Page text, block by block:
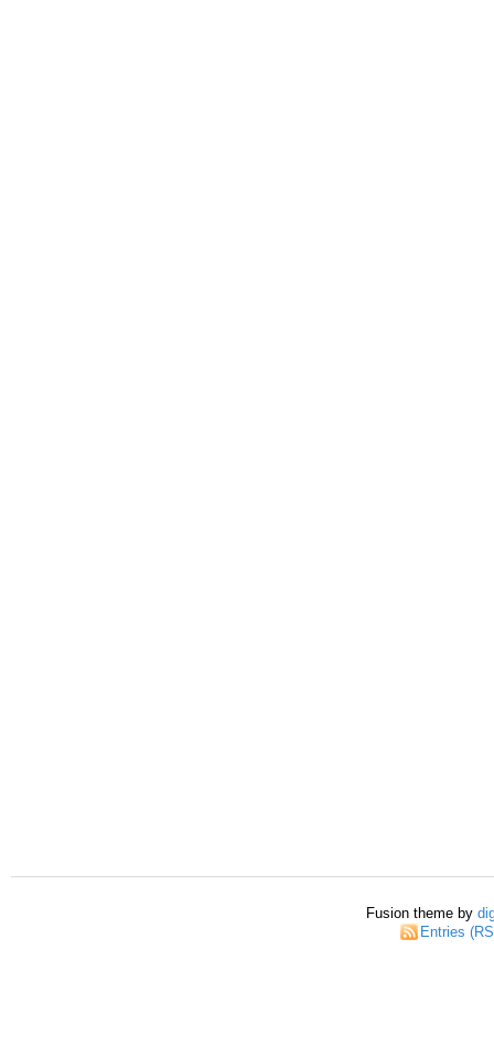
Fusion theme by
Entries